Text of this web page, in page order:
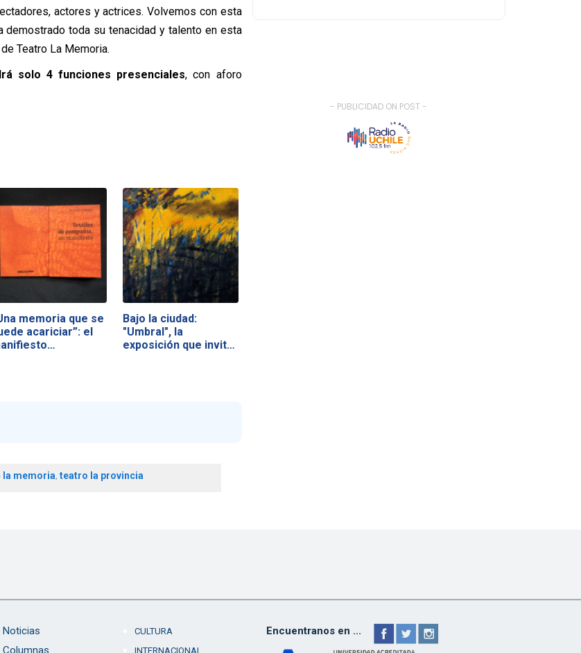
actores y actrices. Volvemos con esta
demostrado toda su tenacidad y talento en esta
Teatro La Memoria.
solo 4 funciones presenciales, con aforo
memoria que se
acariciar”: el
Bajo la ciudad:
"Umbral", la
exposición que invita
la memoria, teatro la provincia
- PUBLICIDAD ON POST -
Noticias
Columnas
CULTURA
INTERNACIONAL
Encuentranos en ...